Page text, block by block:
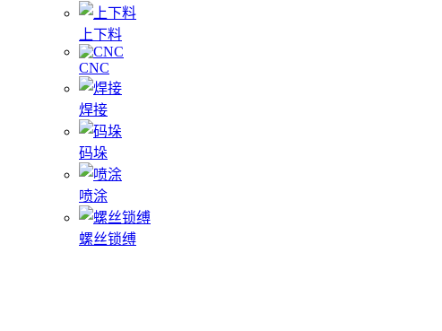
上下料
CNC
焊接
码垛
喷涂
螺丝锁缚